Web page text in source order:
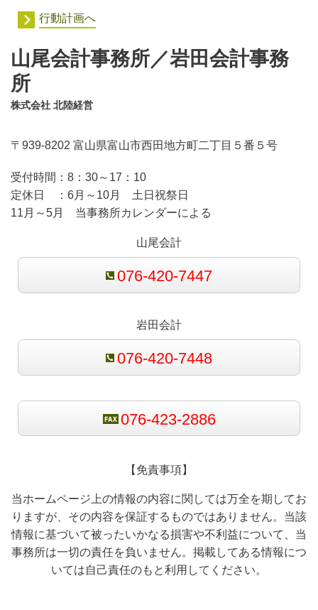
行動計画へ
山尾会計事務所／岩田会計事務
所
株式会社 北陸経営
〒939-8202 富山県富山市西田地方町二丁目５番５号
受付時間： 8：30～17：10
定休日 ： 6月～10月 土日祝祭日
11月～5月 当事務所カレンダーによる
山尾会計
076-420-7447
岩田会計
076-420-7448
076-423-2886
【免責事項】
当ホームページ上の情報の内容に関しては万全を期してお
りますが、その内容を保証するものではありません。当該
情報に基づいて被ったいかなる損害や不利益について、当
事務所は一切の責任を負いません。掲載してある情報につ
いては自己責任のもと利用してください。